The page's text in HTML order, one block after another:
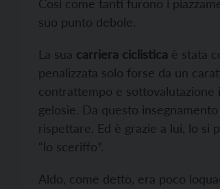
Così come tanti furono i
suo punto debole.
La sua carriera ciclistica è stata
penalizzata solo forse da un
contrattempo e sottovalutazione
gelosie. Da questo
rispettare. Ed è grazie a lui, lo si
“lo sceriffo”.
Aldo, come detto, era poco